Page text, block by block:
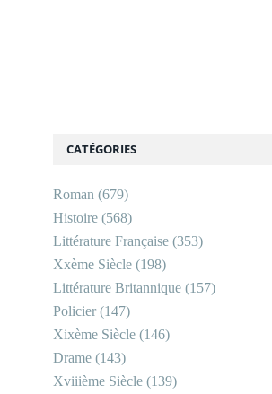
CATÉGORIES
Roman (679)
Histoire (568)
Littérature Française (353)
Xxème Siècle (198)
Littérature Britannique (157)
Policier(147)
Xixème Siècle (146)
Drame (143)
Xviiième Siècle (139)